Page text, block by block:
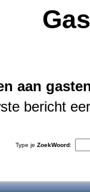
aan
bericht
Type je ZoekWoord: